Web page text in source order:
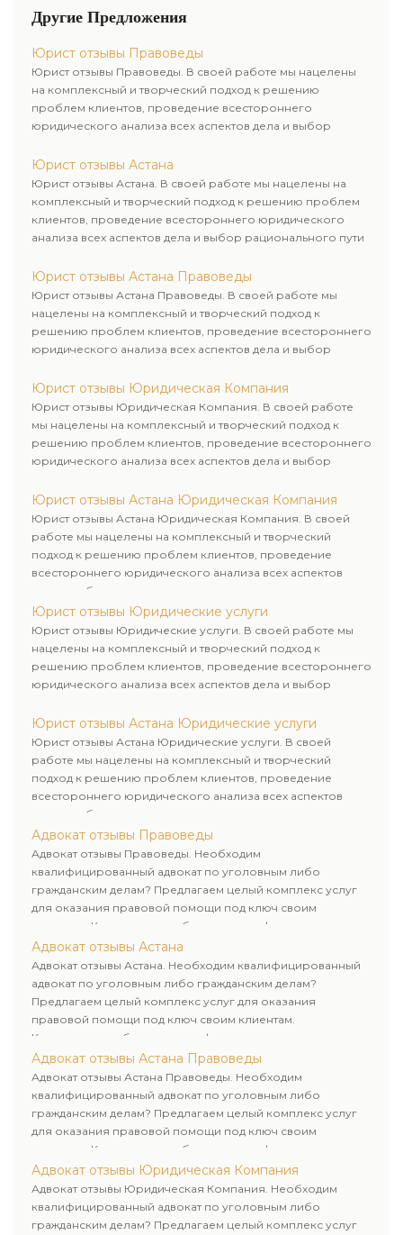
адвокатов Правоведы.
Другие Предложения
Юрист отзывы Правоведы
Юрист отзывы Правоведы. В своей работе мы нацелены
на комплексный и творческий подход к решению
проблем клиентов, проведение всестороннего
юридического анализа всех аспектов дела и выбор
Юрист отзывы Астана
Юрист отзывы Астана. В своей работе мы нацелены на
комплексный и творческий подход к решению проблем
клиентов, проведение всестороннего юридического
анализа всех аспектов дела и выбор рационального пути
Юрист отзывы Астана Правоведы
Юрист отзывы Астана Правоведы. В своей работе мы
нацелены на комплексный и творческий подход к
решению проблем клиентов, проведение всестороннего
юридического анализа всех аспектов дела и выбор
Юрист отзывы Юридическая Компания
Юрист отзывы Юридическая Компания. В своей работе
мы нацелены на комплексный и творческий подход к
решению проблем клиентов, проведение всестороннего
юридического анализа всех аспектов дела и выбор
Юрист отзывы Астана Юридическая Компания
Юрист отзывы Астана Юридическая Компания. В своей
работе мы нацелены на комплексный и творческий
подход к решению проблем клиентов, проведение
всестороннего юридического анализа всех аспектов
дела и выбор рационального пути для его успешного
завершения.
Юрист отзывы Юридические услуги
Юрист отзывы Юридические услуги. В своей работе мы
нацелены на комплексный и творческий подход к
решению проблем клиентов, проведение всестороннего
юридического анализа всех аспектов дела и выбор
Юрист отзывы Астана Юридические услуги
Юрист отзывы Астана Юридические услуги. В своей
работе мы нацелены на комплексный и творческий
подход к решению проблем клиентов, проведение
всестороннего юридического анализа всех аспектов
дела и выбор рационального пути для его успешного
завершения.
Адвокат отзывы Правоведы
Адвокат отзывы Правоведы. Необходим
квалифицированный адвокат по уголовным либо
гражданским делам? Предлагаем целый комплекс услуг
для оказания правовой помощи под ключ своим
клиентам. Комплексное обслуживание физических и
юридических лиц. Индивидуальный подход к каждому
клиенту.
Адвокат отзывы Астана
Адвокат отзывы Астана. Необходим квалифицированный
адвокат по уголовным либо гражданским делам?
Предлагаем целый комплекс услуг для оказания
правовой помощи под ключ своим клиентам.
Комплексное обслуживание физических и юридических
лиц. Индивидуальный подход к каждому клиенту.
Адвокат отзывы Астана Правоведы
Адвокат отзывы Астана Правоведы. Необходим
квалифицированный адвокат по уголовным либо
гражданским делам? Предлагаем целый комплекс услуг
для оказания правовой помощи под ключ своим
клиентам. Комплексное обслуживание физических и
юридических лиц. Индивидуальный подход к каждому
клиенту.
Адвокат отзывы Юридическая Компания
Адвокат отзывы Юридическая Компания. Необходим
квалифицированный адвокат по уголовным либо
гражданским делам? Предлагаем целый комплекс услуг